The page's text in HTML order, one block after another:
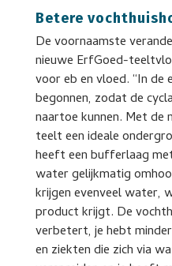
Betere
De voornaamste
nieuwe ErfGoed-
voor eb en vloed. “In de
begonnen, zodat de
naartoe kunnen. Met
teelt een ideale
heeft een bufferlaag
water gelijkmatig
krijgen evenveel water,
product krijgt. De
verbetert, je hebt
en ziekten die zich via